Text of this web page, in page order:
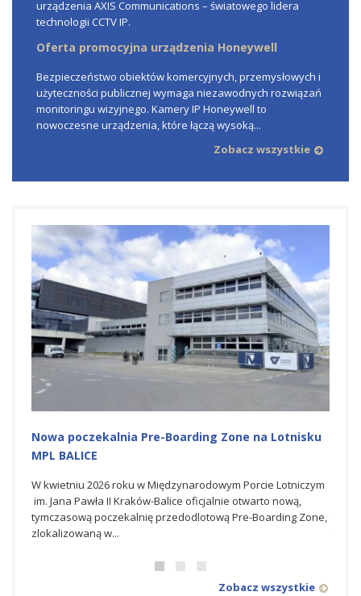
urządzenia AXIS Communications – światowego lidera
technologii CCTV IP.
Oferta promocyjna urządzenia Honeywell
Bezpieczeństwo obiektów komercyjnych, przemysłowych i
użyteczności publicznej wymaga niezawodnych rozwiązań
monitoringu wizyjnego. Kamery IP Honeywell to
nowoczesne urządzenia, które łączą wysoką...
Zobacz wszystkie
Nowa poczekalnia Pre-Boarding Zone na Lotnisku
MPL BALICE
W kwietniu 2026 roku w Międzynarodowym Porcie Lotniczym
im. Jana Pawła II Kraków-Balice oficjalnie otwarto nową,
tymczasową poczekalnię przedodlotową Pre-Boarding Zone,
zlokalizowaną w...
Zobacz wszystkie